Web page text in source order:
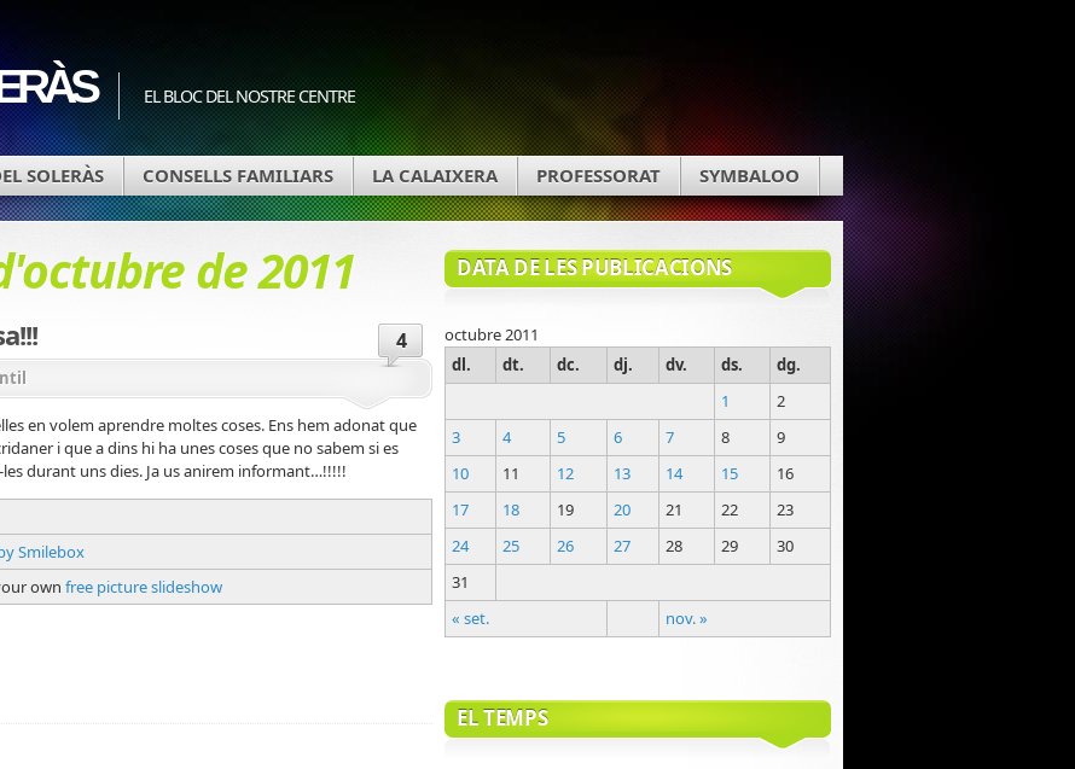
EL BLOC DEL NOSTRE CENTRE
SOLERÀS CONSELLS FAMILIARS LA CALAIXERA PROFESSORAT SYMBALOO
de 2011
4
en volem aprendre moltes coses. Ens hem adonat que
i que a dins hi ha unes coses que no sabem si es
durant uns dies. Ja us anirem informant…!!!!!
own free picture slideshow
DATA DE LES PUBLICACIONS
octubre 2011
dl.
dt. dc. dj. dv. ds. dg.
« set. nov. »
1
2
3
4 5 6 7 8
9
10
11 12 13 14 15
16
17
18 19 20 21 22
23
24
25 26 27 28 29
30
31
EL TEMPS